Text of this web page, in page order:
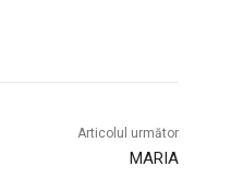
Articolul următor
MARIA